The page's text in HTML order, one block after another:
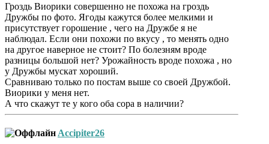
Гроздь Виорики совершенно не похожа на гроздь
Дружбы по фото. Ягоды кажутся более мелкими и
присутствует горошение , чего на Дружбе я не
наблюдал. Если они похожи по вкусу , то менять одно
на другое наверное не стоит? По болезням вроде
разницы большой нет? Урожайность вроде похожа , но
у Дружбы мускат хороший.
Сравниваю только по постам выше со своей Дружбой.
Виорики у меня нет.
А что скажут те у кого оба сора в наличии?
Accipiter26